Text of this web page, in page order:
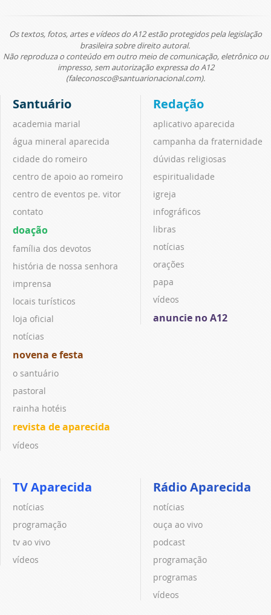
Os textos, fotos, artes e vídeos do A12 estão protegidos pela legislação
brasileira sobre direito autoral.
Não reproduza o conteúdo em outro meio de comunicação, eletrônico ou
impresso, sem autorização expressa do A12
(faleconosco@santuarionacional.com).
Santuário
academia marial
água mineral aparecida
cidade do romeiro
centro de apoio ao romeiro
centro de eventos pe. vitor
contato
doação
família dos devotos
história de nossa senhora
imprensa
locais turísticos
loja oficial
notícias
novena e festa
o santuário
pastoral
rainha hotéis
revista de aparecida
vídeos
Redação
aplicativo aparecida
campanha da fraternidade
dúvidas religiosas
espiritualidade
igreja
infográficos
libras
notícias
orações
papa
vídeos
anuncie no A12
TV Aparecida
notícias
programação
tv ao vivo
vídeos
Rádio Aparecida
notícias
ouça ao vivo
podcast
programação
programas
vídeos